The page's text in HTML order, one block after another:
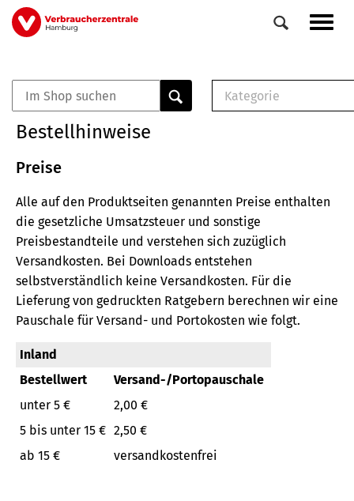
Direkt
zum
Veranstaltungen
0
Elemente
Kategorie
Broschüre
Buch
Bestellhinweise
Preise
Alle auf den Produktseiten genannten Preise enthalten
die gesetzliche Umsatzsteuer und sonstige
Preisbestandteile und verstehen sich zuzüglich
Versandkosten. Bei Downloads entstehen
selbstverständlich keine Versandkosten. Für die
Lieferung von gedruckten Ratgebern berechnen wir eine
Pauschale für Versand- und Portokosten wie folgt.
Inland
Bestellwert
Versand-/Portopauschale
unter 5 €
2,00 €
5 bis unter 15 € 2,50 €
ab 15 €
versandkostenfrei